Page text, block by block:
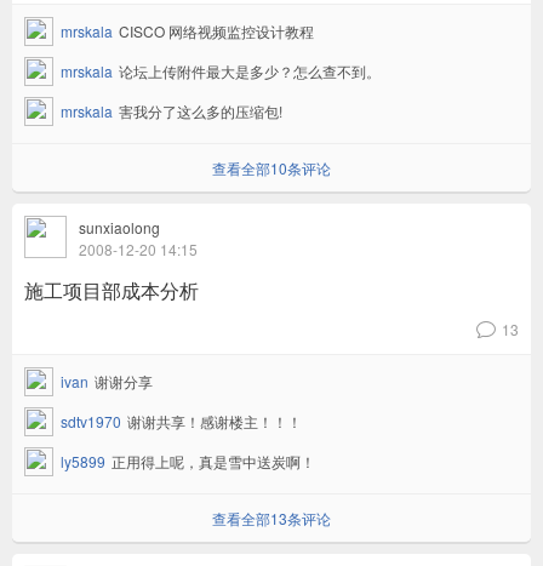
mrskala CISCO 网络视频监控设计教程
mrskala 论坛上传附件最大是多少？怎么查不到。
mrskala 害我分了这么多的压缩包!
查看全部10条评论
sunxiaolong
2008-12-20 14:15
施工项目部成本分析
v 13
ivan 谢谢分享
sdtv1970 谢谢共享！感谢楼主！！！
ly5899 正用得上呢，真是雪中送炭啊！
查看全部13条评论